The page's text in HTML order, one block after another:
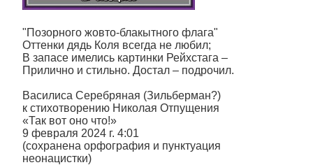
"Позорного жовто-блакытного флага"
Оттенки дядь Коля всегда не любил;
В запасе имелись картинки Рейхстага –
Прилично и стильно. Достал – подрочил.
Василиса Серебряная (Зильберман?)
к стихотворению Николая Отпущения
«Так вот оно что!»
9 февраля 2024 г. 4:01
(сохранена орфография и пунктуация
неонацистки)